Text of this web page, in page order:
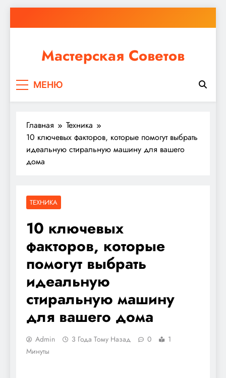
к
Мастерская Советов
ремонт или крупное строительство, в Мастерской
МЕНЮ
Главная
Техника
10 ключевых факторов, которые помогут выбрать
идеальную стиральную машину для вашего
дома
ТЕХНИКА
10 ключевых
факторов, которые
помогут выбрать
идеальную
стиральную машину
для вашего дома
Admin 3 Года Тому Назад 0
1
Минуты